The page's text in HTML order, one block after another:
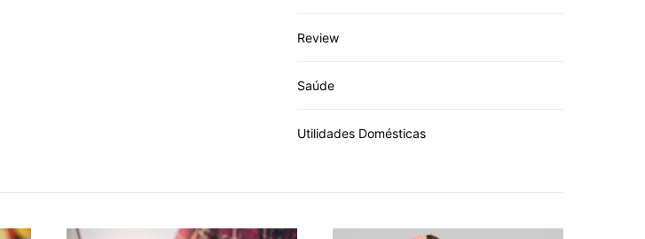
Review
Saúde
Utilidades Domésticas